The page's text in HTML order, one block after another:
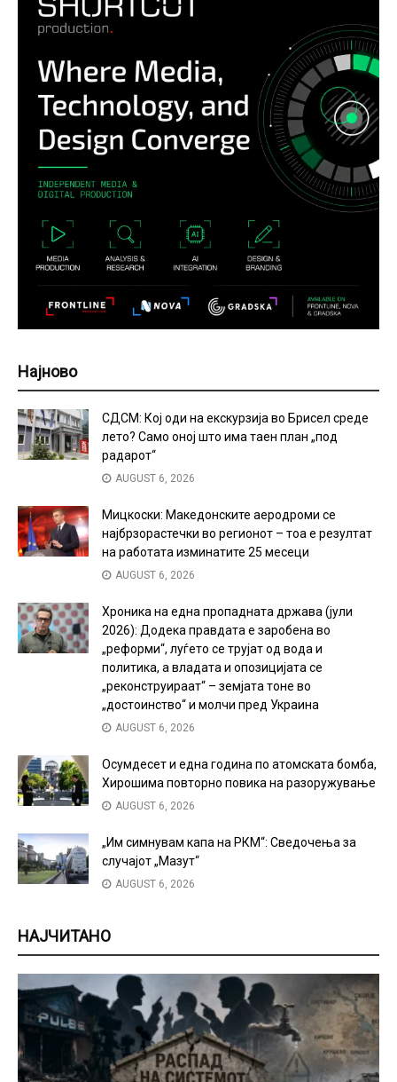
Најново
СДСМ: Кој оди на екскурзија во Брисел среде
лето? Само оној што има таен план „под
радарот“
AUGUST 6, 2026
Мицкоски: Македонските аеродроми се
најбрзорастечки во регионот – тоа е резултат
на работата изминатите 25 месеци
AUGUST 6, 2026
Хроника на една пропадната држава (јули
2026): Додека правдата е заробена во
„реформи“, луѓето се трујат од вода и
политика, а владата и опозицијата се
„реконструираат“ – земјата тоне во
„достоинство“ и молчи пред Украина
AUGUST 6, 2026
Осумдесет и една година по атомската бомба,
Хирошима повторно повика на разоружување
AUGUST 6, 2026
„Им симнувам капа на РКМ“: Сведочења за
случајот „Мазут“
AUGUST 6, 2026
НАЈЧИТАНО